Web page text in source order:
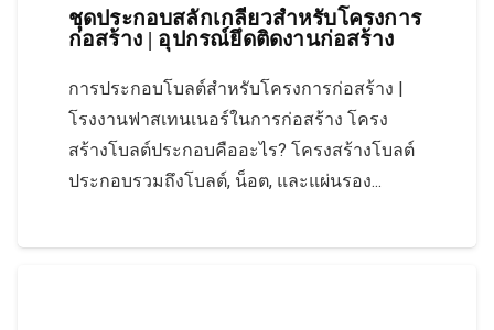
ชุดประกอบสลักเกลียวสำหรับโครงการ
ก่อสร้าง | อุปกรณ์ยึดติดงานก่อสร้าง
การประกอบโบลต์สำหรับโครงการก่อสร้าง |
โรงงานฟาสเทนเนอร์ในการก่อสร้าง โครง
สร้างโบลต์ประกอบคืออะไร? โครงสร้างโบลต์
ประกอบรวมถึงโบลต์, น็อต, และแผ่นรอง...